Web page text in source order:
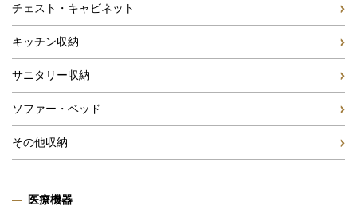
チェスト・キャビネット
キッチン収納
サニタリー収納
ソファー・ベッド
その他収納
医療機器